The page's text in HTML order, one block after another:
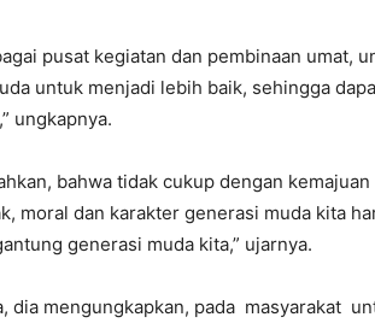
pusat kegiatan dan pembinaan umat,
untuk menjadi lebih baik, sehingga
ungkapnya.
bahwa tidak cukup dengan
moral dan karakter generasi muda kita
generasi muda kita,” ujarnya.
dia mengungkapkan, pada masyarakat